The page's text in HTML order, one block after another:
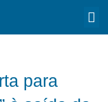
para